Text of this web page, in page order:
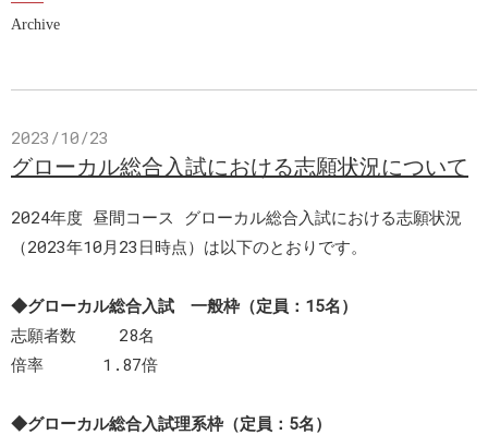
Archive
2023/10/23
グローカル総合入試における志願状況について
2024年度 昼間コース グローカル総合入試における志願状況
（2023年10月23日時点）は以下のとおりです。
◆グローカル総合入試 一般枠（定員：15名）
志願者数 28名
倍率 1.87倍
◆グローカル総合入試理系枠（定員：5名）